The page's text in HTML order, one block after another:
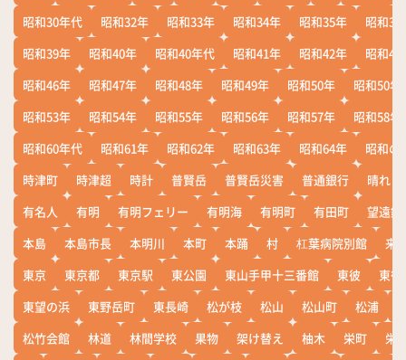
昭和30年代
昭和32年 昭和33年 昭和34年 昭和35年
昭和36
昭和39年
昭和40年 昭和40年代 昭和41年 昭和42年
昭和43
昭和46年
昭和47年 昭和48年 昭和49年 昭和50年
昭和50年
昭和53年
昭和54年 昭和55年 昭和56年 昭和57年
昭和58年
昭和60年代
昭和61年 昭和62年 昭和63年 昭和64年
昭和の
時津町
時津超 時計 普賢岳 普賢岳災害 普通銀行
晴れ
有名人
有明 有明フェリー 有明海 有明町 有田町
望遠鏡
本島
本島市長 本明川 本町 本踊 村 杠葉病院別館
来
東京
東京都 東京駅 東公園 東山手甲十三番館 東彼
東彼
東望の浜
東野岳町 東長崎 松が枝 松山 松山町 松浦
松竹会館
林道 林間学校 果物 架け替え 柚木 栄町
栄